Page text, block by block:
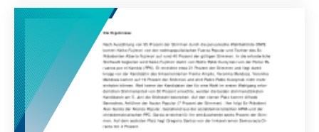
partidos políticos, y la calidad de sus
políticos", realizada el 25 de abril de 2016.